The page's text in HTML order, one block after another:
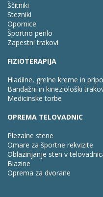
Ščitniki
Stezniki
Opornice
Športno perilo
Zapestni trakovi
FIZIOTERAPIJA
Hladilne, grelne kreme in
Bandažni in kineziološki
Medicinske torbe
OPREMA TELOVADNIC
Plezalne stene
Omare za športne rekvizite
Oblazinjanje sten v
Blazine
Oprema za dvorane